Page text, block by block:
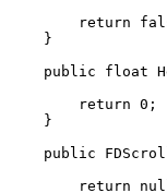
return
    }
public float
        return 0;
    }
public
return